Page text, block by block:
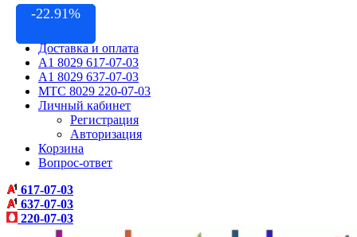
Контакты
Доставка и оплата
A1 8029 617-07-03
A1 8029 637-07-03
МТС 8029 220-07-03
Личный кабинет
Регистрация
Авторизация
Корзина
Вопрос-ответ
617-07-03
637-07-03
220-07-03
-11.11%
-14.54%
-14.28%
-22.91%